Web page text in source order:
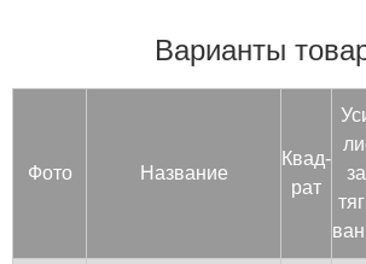
Варианты
Фото Название
Квад­
рат